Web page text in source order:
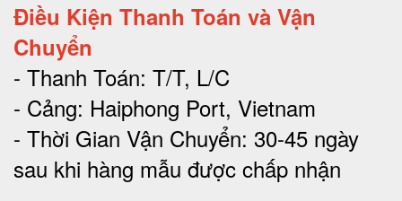
Điều Kiện Thanh Toán và Vận
Chuyển
- Thanh Toán: T/T, L/C
- Cảng: Haiphong Port, Vietnam
- Thời Gian Vận Chuyển: 30-45 ngày
sau khi hàng mẫu được chấp nhận